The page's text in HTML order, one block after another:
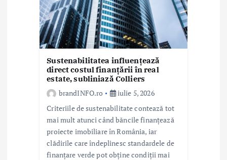
Sustenabilitatea influențează
direct costul finanțării în real
estate, subliniază Colliers
brandINFO.ro
iulie 5, 2026
Criteriile de sustenabilitate contează tot
mai mult atunci când băncile finanțează
proiecte imobiliare în România, iar
clădirile care îndeplinesc standardele de
finanțare verde pot obține condiții mai